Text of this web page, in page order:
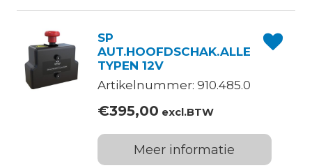
SP
AUT.HOOFDSCHAK.ALLE
TYPEN 12V
Artikelnummer: 910.485.0
€395,00 excl.BTW
Meer informatie